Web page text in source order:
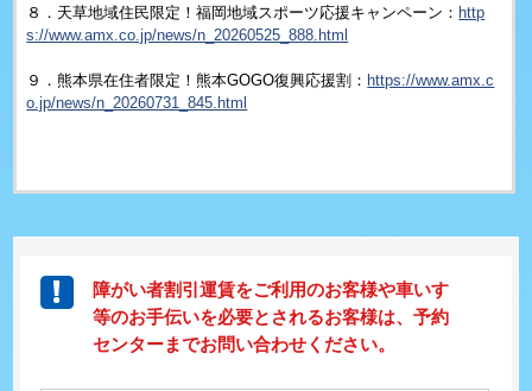
８．天草地域住民限定！福岡地域スポーツ応援キャンペーン： http
s://www.amx.co.jp/news/n_20260525_888.html
９．熊本県在住者限定！熊本GOGO復興応援割： https://www.amx.c
o.jp/news/n_20260731_845.html
障がい者割引運賃をご利用のお客様や車いす
等のお手伝いを必要とされるお客様は、予約
センターまでお問い合わせください。